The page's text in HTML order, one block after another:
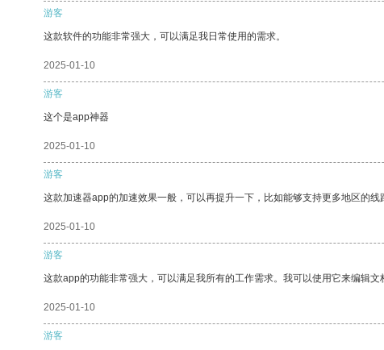
游客
这款软件的功能非常强大，可以满足我日常使用的需求。
2025-01-10
游客
这个是app神器
2025-01-10
游客
这款加速器app的加速效果一般，可以再提升一下，比如能够支持更多地区的线
2025-01-10
游客
这款app的功能非常强大，可以满足我所有的工作需求。我可以使用它来编辑文
2025-01-10
游客